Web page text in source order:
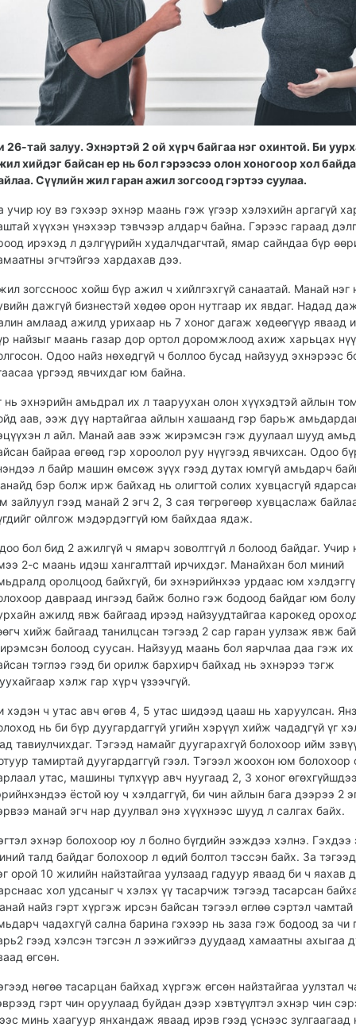
26-тай залуу. Эхнэртэй 2 ой хүрч байгаа нэг охинтой. Би
хийдэг байсан ер нь бол гэрээсээ олон хоногоор хол
Сүүлийн жил гаран ажил зогсоод гэртээ суулаа.
учир юу вэ гэхээр эхнэр маань гэж үгээр хэлэхийн аргагүй
хүүхэн үнэхээр тэвчээр алдарч байна. Гэрээс гараад
ирэхэд л дэлгүүрийн худалчдагчтай, ямар сайндаа бүр
эгчтэйгээ хардахав дээ.
зогссноос хойш бүр ажил ч хийлгэхгүй санаатай. Манай нэг
дажгүй бизнестэй хөдөө орон нутгаар их явдаг. Надад
амлаад ажилд урихаар нь 7 хоног дагаж хөдөөгүүр яваад
найзыг маань газар дор ортол доромжлоод ахиж харьцах
Одоо найз нөхөдгүй ч боллоо бусад найзууд эхнэрээс
үргээд явчихдаг юм байна.
нь эхнэрийн амьдрал их л тааруухан олон хүүхэдтэй айлын
аав, ээж дүү нартайгаа айлын хашаанд гэр барьж
л айл. Манай аав ээж жирэмсэн гэж дуулаал шууд
байраа өгөөд гэр хороолол руу нүүгээд явчихсан. Одоо
л байр машин өмсөж зүүх гээд дутах юмгүй амьдарч
бэр болж ирж байхад нь олигтой солих хувцасгүй
зайлуул гээд манай 2 эгч 2, 3 сая төгрөгөөр хувцаслаж
ойлгож мэдэрдэггүй юм байхдаа ядаж.
бол бид 2 ажилгүй ч ямарч зоволтгүй л болоод байдаг. Учир
2-с маань идэш хангалттай ирчихдэг. Манайхан бол миний
оролцоод байхгүй, би эхнэрийнхээ урдаас юм
давраад ингээд байж болно гэж бодоод байдаг юм
ажилд явж байгаад ирээд найзуудтайгаа карокед
хийж байгаад танилцсан тэгээд 2 сар гаран уулзаж явж
болоод суусан. Найзууд маань бол яарчлаа даа гэж их
тэглээ гээд би орилж бархирч байхад нь эхнэрээ тэгж
хэлж гар хүрч үзээчгүй.
хэдэн ч утас авч өгөв 4, 5 утас шидээд цааш нь харуулсан.
нь би бүр дуугардаггүй угийн хэрүүл хийж чададгүй үг
тавиулчихдаг. Тэгээд намайг дуугарахгүй болохоор ийм
тамиртай дуугардаггүй гээл. Тэгээл жоохон юм болохоор
утас, машины түлхүүр авч нуугаад 2, 3 хоног
ёстой юу ч хэлдаггүй, би чин айлын бага дээрээ 2
манай эгч нар дуулвал энэ хүүхнээс шууд л салгах байх.
эхнэр болохоор юу л болно бүгдийн ээждээ хэлнэ. Гэхдээ
талд байдаг болохоор л өдий болтол тэссэн байх. За
орой 10 жилийн найзтайгаа уулзаад гадуур яваад би ч яахав
хол удсаныг ч хэлэх үү тасарчиж тэгээд тасарсан
найз гэрт хүргэж ирсэн байсан тэгээл өглөө сэртэл чамтай
чадахгүй сална барина гэхээр нь заза гэж бодоод за чи
гээд хэлсэн тэгсэн л ээжийгээ дуудаад хамаатны ахыгаа
өгсөн.
нөгөө тасарцан байхад хүргэж өгсөн найзтайгаа уулзтал
гэрт чин оруулаад буйдан дээр хэвтүүлтэл эхнэр чин
минь хаагуур янхандаж яваад ирэв гээд үснээс зулгаагаад